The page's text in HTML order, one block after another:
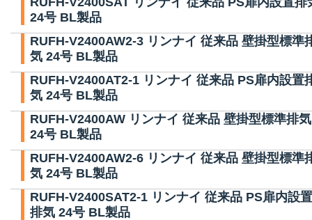
24号 BL製品
RUFH-V2400AW2-3 リンナイ 従来品 壁掛型標準
気 24号 BL製品
RUFH-V2400AT2-1 リンナイ 従来品 PS扉内設置
気 24号 BL製品
RUFH-V2400AW リンナイ 従来品 壁掛型標準排気
24号 BL製品
RUFH-V2400AW2-6 リンナイ 従来品 壁掛型標準
気 24号 BL製品
RUFH-V2400SAT2-1 リンナイ 従来品 PS扉内設置
排気 24号 BL製品